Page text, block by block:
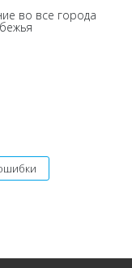
во все города